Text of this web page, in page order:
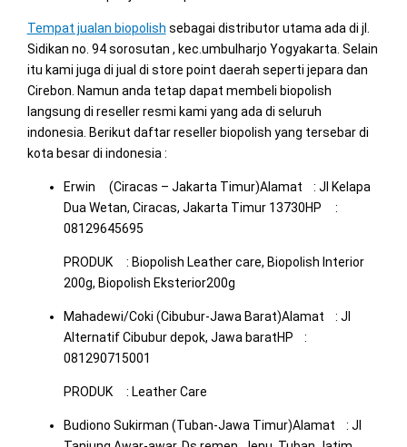
Tempat jualan biopolish sebagai distributor utama ada di jl.
Sidikan no. 94 sorosutan , kec.umbulharjo Yogyakarta. Selain
itu kami juga di jual di store point daerah seperti jepara dan
Cirebon. Namun anda tetap dapat membeli biopolish
langsung di reseller resmi kami yang ada di seluruh
indonesia. Berikut daftar reseller biopolish yang tersebar di
kota besar di indonesia :
Erwin (Ciracas – Jakarta Timur)Alamat : Jl Kelapa
Dua Wetan, Ciracas, Jakarta Timur 13730HP :
08129645695
PRODUK : Biopolish Leather care, Biopolish Interior
200g, Biopolish Eksterior200g
Mahadewi/Coki (Cibubur-Jawa Barat)Alamat : Jl
Alternatif Cibubur depok, Jawa baratHP :
081290715001
PRODUK : Leather Care
Budiono Sukirman (Tuban-Jawa Timur)Alamat : Jl